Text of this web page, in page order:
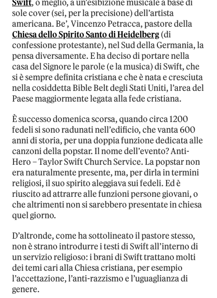
Swift, o meglio, a un’esibizione musicale a base di
sole cover (sei, per la precisione) dell’artista
americana. Be’, Vincenzo Petracca, pastore della
Chiesa dello Spirito Santo di Heidelberg(di
confessione protestante), nel Sud della Germania, la
pensa diversamente. E ha deciso di portare nella
casa del Signore le parole (e la musica) di Swift, che
si è sempre definita cristiana e che è nata e cresciuta
nella cosiddetta Bible Belt degli Stati Uniti, l’area del
Paese maggiormente legata alla fede cristiana.
È successo domenica scorsa, quando circa 1200
fedeli si sono radunati nell’edificio, che vanta 600
anni di storia, per una doppia funzione dedicata alle
canzoni della popstar. Il nome dell’evento? Anti-
Hero – Taylor Swift Church Service. La popstar non
era naturalmente presente, ma, per dirla in termini
religiosi, il suo spirito aleggiava sui fedeli. Ed è
riuscito ad attrarre alle funzioni persone giovani, o
che altrimenti non si sarebbero presentate in chiesa
quel giorno.
D’altronde, come ha sottolineato il pastore stesso,
non è strano introdurre i testi di Swift all’interno di
un servizio religioso: i brani di Swift trattano molti
dei temi cari alla Chiesa cristiana, per esempio
l’accettazione, l’anti-razzismo e l’uguaglianza di
genere.